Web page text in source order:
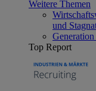
Weitere Themen
und
Top Report